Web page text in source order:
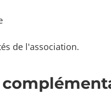
de l'association.